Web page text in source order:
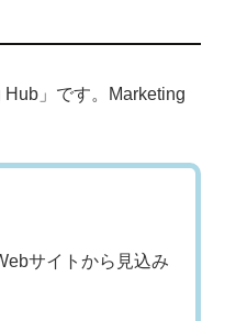
」です。Marketing
サイトから見込み